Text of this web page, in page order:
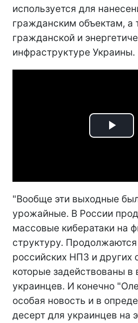
используется для
гражданским объектам, а
гражданской и
инфраструктуре Украины.
Play
"Вообще эти выходные
урожайные. В России
массовые кибератаки на
структуру.
российских НПЗ и других
которые задействованы в
украинцев. И конечно
особая новость и в
десерт для украинцев на